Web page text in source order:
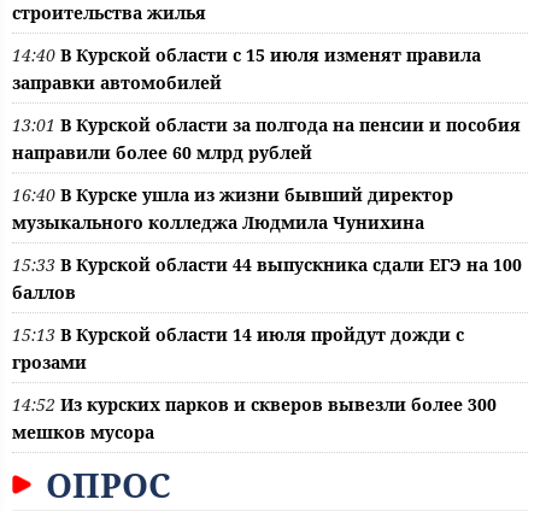
строительства жилья
14:40 В Курской области с 15 июля изменят правила
заправки автомобилей
13:01 В Курской области за полгода на пенсии и пособия
направили более 60 млрд рублей
16:40 В Курске ушла из жизни бывший директор
музыкального колледжа Людмила Чунихина
15:33 В Курской области 44 выпускника сдали ЕГЭ на 100
баллов
15:13 В Курской области 14 июля пройдут дожди с
грозами
14:52 Из курских парков и скверов вывезли более 300
мешков мусора
ОПРОС